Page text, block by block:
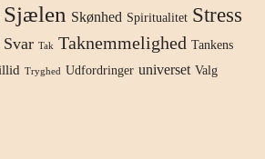
Sjælen Skønhed Spiritualitet Stress
Svar Tak Taknemmelighed Tankens
Tryghed Udfordringer universet Valg